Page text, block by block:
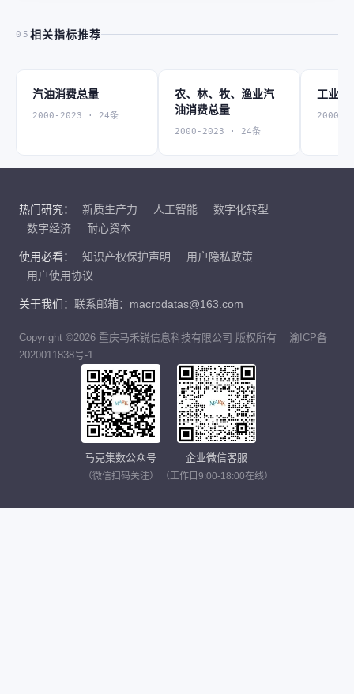
05 相关指标推荐
汽油消费总量
2000-2023 · 24条
农、林、牧、渔业汽
油消费总量
2000-2023 · 24条
工业汽
2000-
热门研究： 新质生产力 人工智能
数字化转型
数字经济
耐心资本
使用必看： 知识产权保护声明
用户隐私政策
用户使用协议
关于我们： 联系邮箱：macrodatas@163.com
Copyright ©2026 重庆马禾锐信息科技有限公司 版权所有
渝ICP备
2020011838号-1
马克集数公众号
（微信扫码关注）
企业微信客服
（工作日9:00-18:00在线）